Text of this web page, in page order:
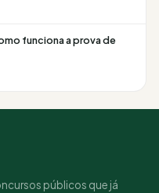
funciona a prova de
públicos que já